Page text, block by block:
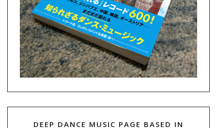
DEEP DANCE MUSIC PAGE BASED IN